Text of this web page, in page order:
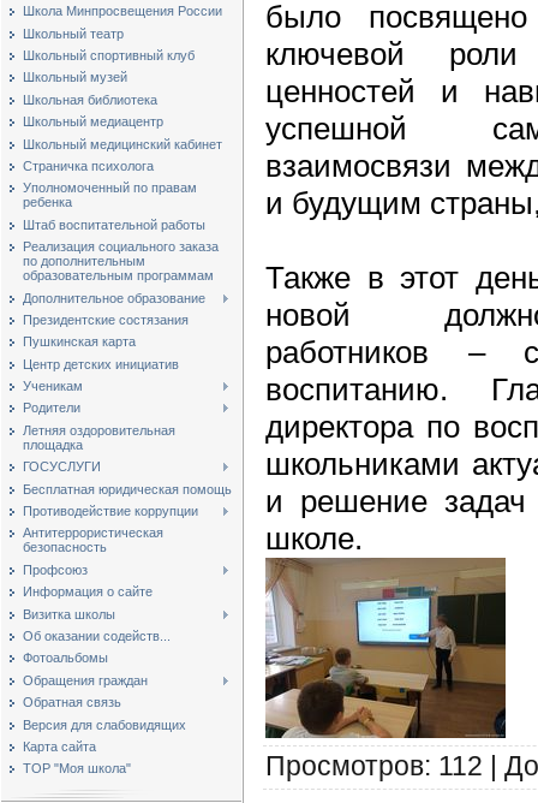
Школа Минпросвещения России
Школьный театр
Школьный спортивный клуб
Школьный музей
Школьная библиотека
Школьный медиацентр
Школьный медицинский кабинет
Страничка психолога
Уполномоченный по правам
ребенка
Штаб воспитательной работы
Реализация социального заказа
по дополнительным
образовательным программам
Дополнительное образование
Президентские состязания
Пушкинская карта
Центр детских инициатив
Ученикам
Родители
Летняя оздоровительная
площадка
ГОСУСЛУГИ
Бесплатная юридическая помощь
Противодействие коррупции
Антитеррористическая
безопасность
Профсоюз
Информация о сайте
Визитка школы
Об оказании содейств...
Фотоальбомы
Обращения граждан
Обратная связь
Версия для слабовидящих
Карта сайта
ТОР "Моя школа"
было
ключевой
ценностей и
успешной
взаимосвязи
и будущим
Также в этот
новой
работников –
воспитанию.
директора по
школьниками
и решение задач
школе.
Просмотров: 112 |